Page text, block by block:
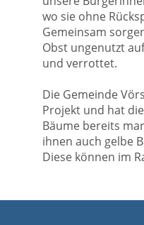
wo sie ohne
Gemeinsam
Obst ungenutzt
und verrottet.
Die Gemeinde
Projekt und hat
Bäume bereits
ihnen auch gelbe
Diese können im